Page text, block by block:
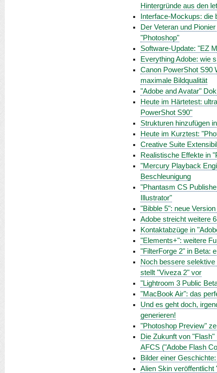
Hintergründe aus den
Interface-Mockups:
Der Veteran und
"Photoshop"
Software-Update: "EZ
Everything Adobe: wie
Canon PowerShot S90
maximale Bildqualität
"Adobe and Avatar"
Heute im Härtetest:
PowerShot S90"
Strukturen hinzufügen
Heute im Kurztest:
Creative Suite
Realistische Effekte in
"Mercury Playback
Beschleunigung
"Phantasm CS
Illustrator"
"Bibble 5": neue
Adobe streicht weitere
Kontaktabzüge in
"Elements+": weitere
"FilterForge 2" in Beta:
Noch bessere
stellt "Viveza 2" vor
"Lightroom 3 Public
"MacBook Air": das
Und es geht doch,
generieren!
"Photoshop Preview"
Die Zukunft von
AFCS ("Adobe Flash
Bilder einer
Alien Skin veröffentlicht